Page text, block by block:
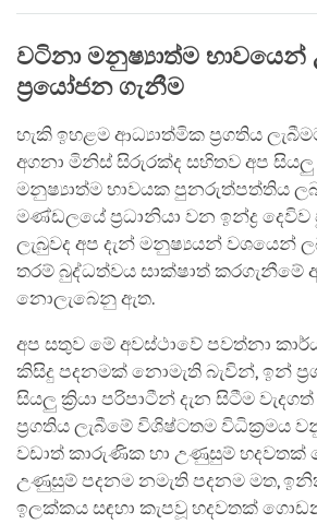
වටිනා මනුෂ්‍යාත්ම භාවයෙන්
ප්‍රයෝජන ගැනීම
හැකි ඉහළම ආධ්‍යාත්මික ප්‍රගතිය
අගනා මිනිස් සිරුරක්ද සහිතව අප සියලු
මනුෂ්‍යාත්ම භාවයක පුනරුත්පත්තිය
මණ්ඩලයේ ප්‍රධානියා වන ඉන්ද්‍ර
ලැබුවද අප දැන් මනුෂ්‍යයන් වශයෙන්
තරම් බුද්ධත්වය සාක්ෂාත් කරගැනීමේ
නොලැබෙනු ඇත.
අප සතුව මේ අවස්ථාවේ පවත්නා
කිසිදු පදනමක් නොමැති බැවින්, ඉන්
සියලු ක්‍රියා පරිපාටීන් දැන සිටීම
ප්‍රගතිය ලැබීමේ විශිෂ්ටතම විධික්‍රමය
වඩාත් කාරුණික හා උණුසුම් හදවතක්
උණුසුම් පදනම නමැති පදනම මත,
ඉලක්කය සඳහා කැපවූ හදවතක්